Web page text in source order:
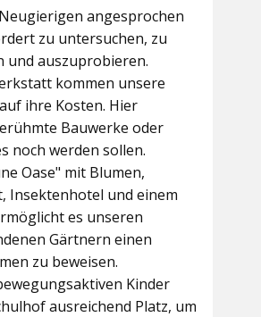
angesprochen
zu untersuchen, zu
und auszuprobieren.
kommen unsere
ihre Kosten. Hier
Bauwerke oder
noch werden sollen.
Oase" mit Blumen,
Insektenhotel und einem
es unseren
Gärtnern einen
zu beweisen.
Kinder
ausreichend Platz, um